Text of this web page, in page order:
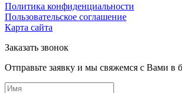
Политика конфиденциальности
Пользовательское соглашение
Карта сайта
Заказать звонок
Отправьте заявку и мы свяжемся с Вами в